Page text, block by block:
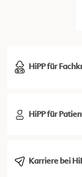
HiPP für
HiPP für
Karriere bei